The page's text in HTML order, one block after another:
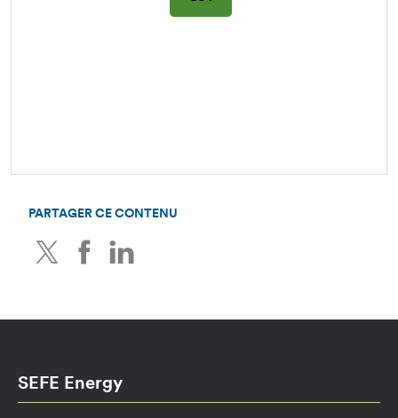
PARTAGER CE CONTENU
TwitterFacebook
SEFE Energy